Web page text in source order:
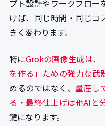
プト設計やワークフロー
けば、同じ時間・同じコ
きく変わります。
特にGrokの画像生成は、
を作る」ための強力な武
めるのではなく、 量産し
る・最終仕上げは他AIと
鍵になります。